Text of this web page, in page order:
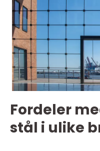
Fordeler
stål i ulike